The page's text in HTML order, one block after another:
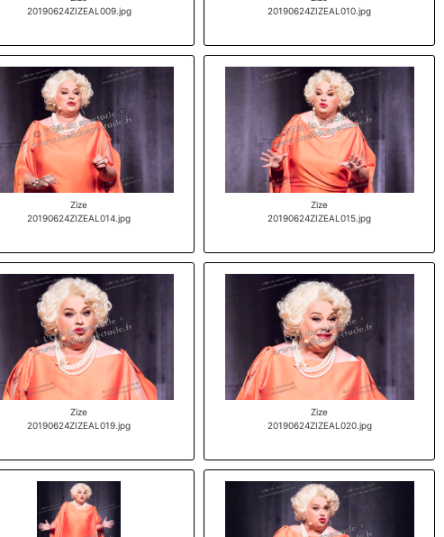
20190624ZIZEAL009.jpg
20190624ZIZEAL010.jpg
Zize
20190624ZIZEAL014.jpg
Zize
20190624ZIZEAL015.jpg
Zize
20190624ZIZEAL019.jpg
Zize
20190624ZIZEAL020.jpg